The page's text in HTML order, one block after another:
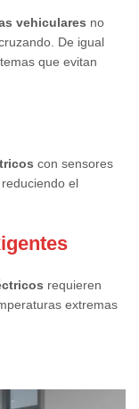
vehiculares no
De igual
que evitan
con sensores
el
requieren
extremas